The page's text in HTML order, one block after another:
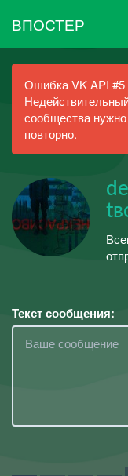
ВПОСТЕР
Ошибка VK API #5
сообщества нужно
повторно.
Текст сообщения: